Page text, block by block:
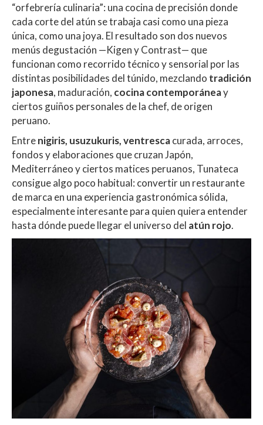
“orfebrería culinaria”: una cocina de precisión donde
cada corte del atún se trabaja casi como una pieza
única, como una joya. El resultado son dos nuevos
menús degustación —Kigen y Contrast— que
funcionan como recorrido técnico y sensorial por las
distintas posibilidades del túnido, mezclando tradición
japonesa, maduración, cocina contemporáneay
ciertos guiños personales de la chef, de origen
peruano.
Entrenigiris, usuzukuris, ventrescacurada, arroces,
fondos y elaboraciones que cruzan Japón,
Mediterráneo y ciertos matices peruanos, Tunateca
consigue algo poco habitual: convertir un restaurante
de marca en una experiencia gastronómica sólida,
especialmente interesante para quien quiera entender
hasta dónde puede llegar el universo del atún rojo.